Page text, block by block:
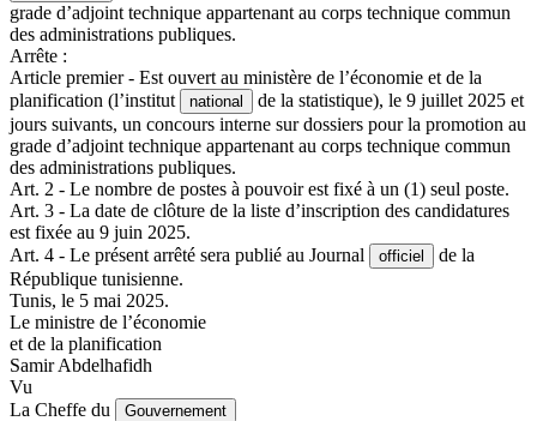
grade d’adjoint technique appartenant au corps technique commun
des administrations publiques.
Arrête :
Article premier - Est ouvert au ministère de l’économie et de la
planification (l’institut
national
de la statistique), le 9 juillet 2025 et
jours suivants, un concours interne sur dossiers pour la promotion au
grade d’adjoint technique appartenant au corps technique commun
des administrations publiques.
Art. 2 - Le nombre de postes à pouvoir est fixé à un (1) seul poste.
Art. 3 - La date de clôture de la liste d’inscription des candidatures
est fixée au 9 juin 2025.
Art. 4 - Le présent arrêté sera publié au Journal
officiel
de la
République tunisienne.
Tunis, le 5 mai 2025.
Le ministre de l’économie
et de la planification
Samir Abdelhafidh
Vu
La Cheffe du
Gouvernement